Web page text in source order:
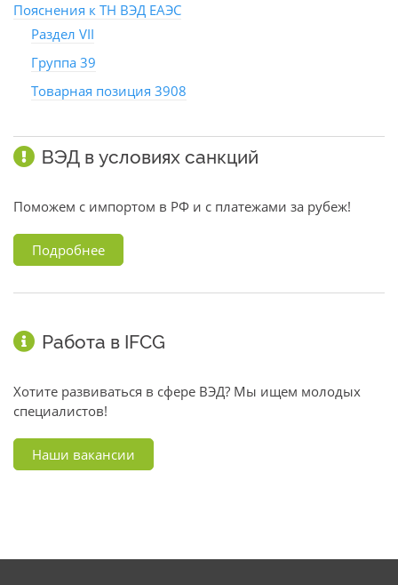
Пояснения к ТН ВЭД ЕАЭС
Раздел VII
Группа 39
Товарная позиция 3908
ВЭД в условиях санкций
Поможем с импортом в РФ и с платежами за рубеж!
Подробнее
Работа в IFCG
Хотите развиваться в сфере ВЭД? Мы ищем молодых
специалистов!
Наши вакансии